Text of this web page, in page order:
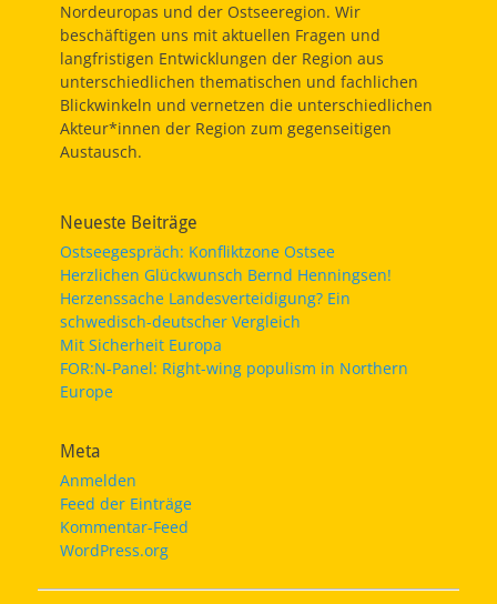
Nordeuropas und der Ostseeregion. Wir
beschäftigen uns mit aktuellen Fragen und
langfristigen Entwicklungen der Region aus
unterschiedlichen thematischen und fachlichen
Blickwinkeln und vernetzen die unterschiedlichen
Akteur*innen der Region zum gegenseitigen
Austausch.
Neueste Beiträge
Ostseegespräch: Konfliktzone Ostsee
Herzlichen Glückwunsch Bernd Henningsen!
Herzenssache Landesverteidigung? Ein
schwedisch-deutscher Vergleich
Mit Sicherheit Europa
FOR:N-Panel: Right-wing populism in Northern
Europe
Meta
Anmelden
Feed der Einträge
Kommentar-Feed
WordPress.org